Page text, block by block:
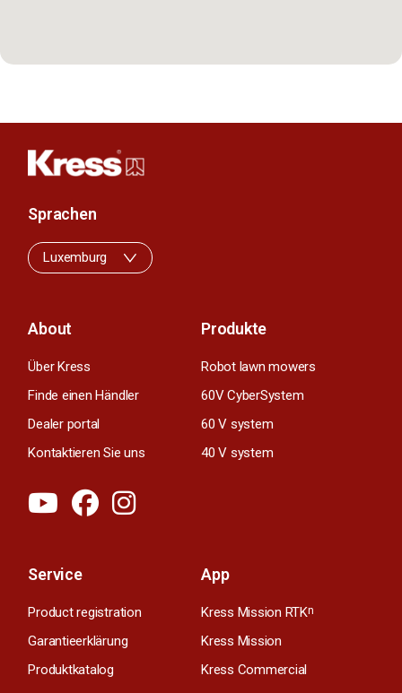
About
Über Kress
Finde einen Händler
Dealer portal
Kontaktieren Sie uns
Produkte
Robot lawn mowers
60V CyberSystem
60 V system
40 V system
Service
Product registration
Garantieerklärung
Produktkatalog
App
Kress Mission RTKn
Kress Mission
Kress Commercial
Sprachen
Luxemburg